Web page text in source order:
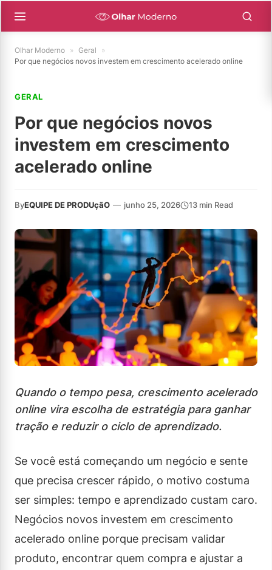
Olhar Moderno » Geral
»
Por que negócios novos investem em crescimento acelerado online
GERAL
Por que negócios novos
investem em crescimento
acelerado online
ByEQUIPE DE PRODUçãO — junho 25, 2026 13 min Read
Quando o tempo pesa, crescimento acelerado
online vira escolha de estratégia para ganhar
tração e reduzir o ciclo de aprendizado.
Se você está começando um negócio e sente
que precisa crescer rápido, o motivo costuma
ser simples: tempo e aprendizado custam caro.
Negócios novos investem em crescimento
acelerado online porque precisam validar
produto, encontrar quem compra e ajustar a